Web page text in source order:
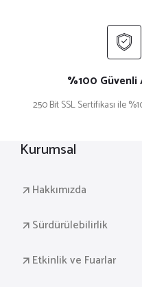
Duvar Tablosu V30
%100 Güvenli
250 Bit SSL Sertifikası ile
Kurumsal
Hakkımızda
Sürdürülebilirlik
Etkinlik ve Fuarlar